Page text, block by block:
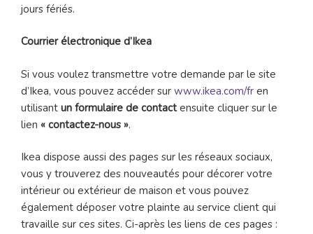
jours fériés.
Courrier électronique d’Ikea
Si vous voulez transmettre votre demande par le site
d’Ikea, vous pouvez accéder sur www.ikea.com/fr en
utilisant un formulaire de contactensuite cliquer sur le
lien « contactez-nous ».
Ikea dispose aussi des pages sur les réseaux sociaux,
vous y trouverez des nouveautés pour décorer votre
intérieur ou extérieur de maison et vous pouvez
également déposer votre plainte au service client qui
travaille sur ces sites. Ci-après les liens de ces pages :